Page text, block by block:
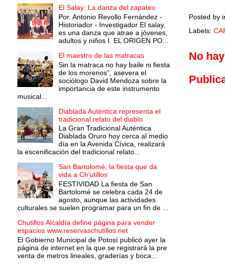
Posted by
Labels:
No
El Salay: La danza del zapateo
Por. Antonio Revollo Fernández -
Historiador - Investigador El salay,
es una danza que atrae a jóvenes,
adultos y niños I. EL ORIGEN PO...
El maestro de las matracas
Sin la matraca no hay baile ni fiesta
de los morenos”, asevera el
sociólogo David Mendoza sobre la
importancia de este instrumento
musical...
Diablada Auténtica representa el
tradicional relato del diablo
La Gran Tradicional Auténtica
Diablada Oruro hoy cerca al medio
día en la Avenida Cívica, realizará
la escenificación del tradicional relato...
San Bartolomé, la fiesta que da
vida a Ch'utillos
FESTIVIDAD La fiesta de San
Bartolomé se celebra cada 24 de
agosto, aunque las actividades
culturales se suelen programar para un fin de ...
Chutillos Alcaldía define página para vender
espacios www.reservaschutillos.net
El Gobierno Municipal de Potosí publicó ayer la
página de internet en la que se registrará la pre
venta de metros lineales, graderías y boca...